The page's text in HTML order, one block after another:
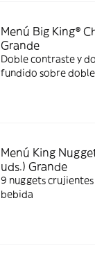
Menú Big King®
Grande
Doble contraste y
fundido sobre
exquisita salsa Big
Menú King
uds.) Grande
9 nuggets
bebida